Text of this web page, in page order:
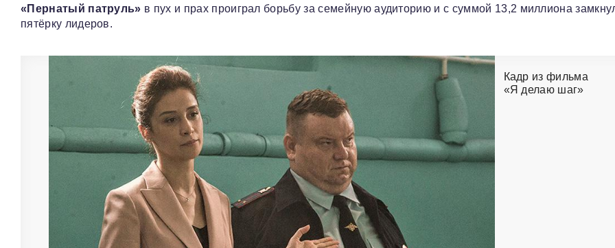
«Пернатый патруль» в пух и прах проиграл борьбу за семейную аудиторию и с суммой 13,2 миллиона
пятёрку лидеров.
Кадр из фильма
«Я делаю шаг»